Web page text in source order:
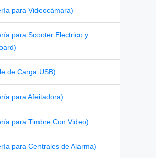
para Videocámara)
para Scooter Electrico y
de Carga USB)
para Afeitadora)
para Timbre Con Video)
para Centrales de Alarma)